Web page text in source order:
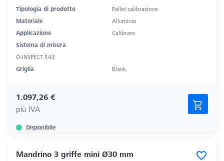
Tipologia di prodotto
Pallet calibrazione
Materiale
Alluminio
Applicazione
Calibrare
Sistema di misura
O-INSPECT 543
Griglia
Blank
1.097,26 €
più IVA
Disponibile
Mandrino 3 griffe mini Ø30 mm